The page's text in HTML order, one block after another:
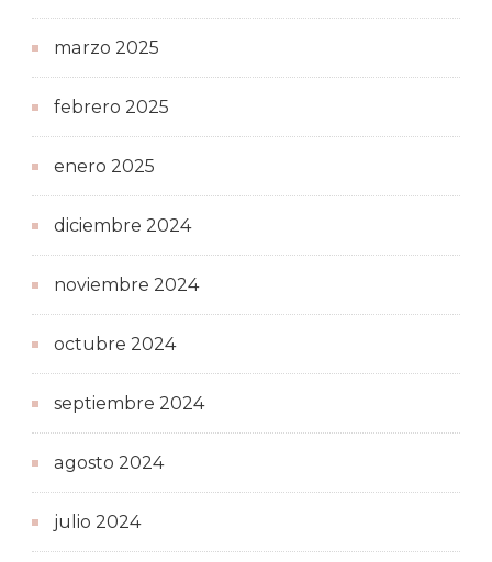
marzo 2025
febrero 2025
enero 2025
diciembre 2024
noviembre 2024
octubre 2024
septiembre 2024
agosto 2024
julio 2024